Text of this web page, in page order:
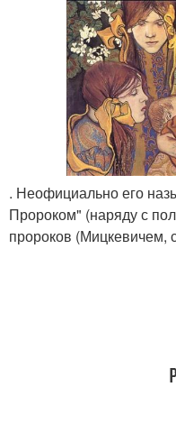
. Неофициально его
Пророком" (наряду с
пророков (Мицкевичем,